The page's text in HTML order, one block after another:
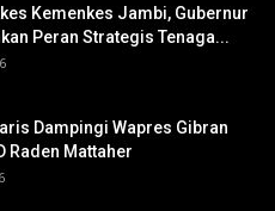
Kemenkes Jambi, Gubernur
Peran Strategis Tenaga...
Dampingi Wapres Gibran
Raden Mattaher